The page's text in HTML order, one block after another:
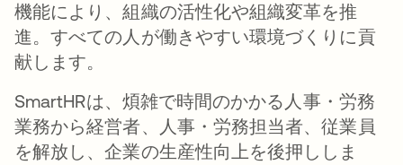
機能により、組織の活性化や組織変革を推
進。すべての人が働きやすい環境づくりに貢
献します。
SmartHRは、煩雑で時間のかかる人事・労務
業務から経営者、人事・労務担当者、従業員
を解放し、企業の生産性向上を後押ししま